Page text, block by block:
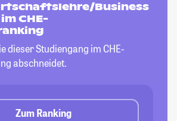
Business
CHE-
dieser Studiengang im CHE-
abschneidet.
Zum Ranking